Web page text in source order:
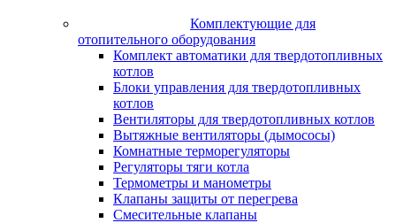
Комплектующие для
отопительного оборудования
Комплект автоматики для твердотопливных
котлов
Блоки управления для твердотопливных
котлов
Вентиляторы для твердотопливных котлов
Вытяжные вентиляторы (дымососы)
Комнатные терморегуляторы
Регуляторы тяги котла
Термометры и манометры
Клапаны защиты от перегрева
Смесительные клапаны